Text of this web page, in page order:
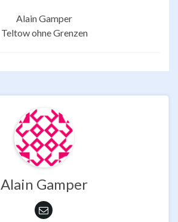
Alain Gamper
Teltow ohne Grenzen
Alain Gamper